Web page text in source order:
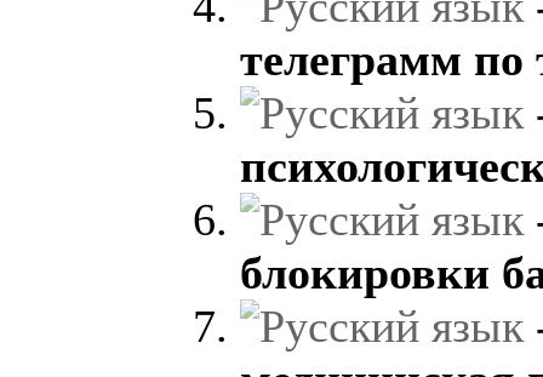
телеграмм по
блокировки